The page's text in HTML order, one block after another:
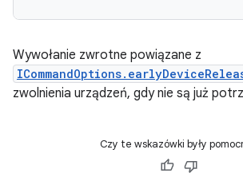
Wywołanie zwrotne powiązane z
zwolnienia urządzeń, gdy nie są już
Czy te wskazówki były